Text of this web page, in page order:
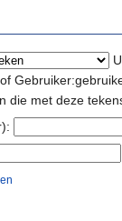
die met deze